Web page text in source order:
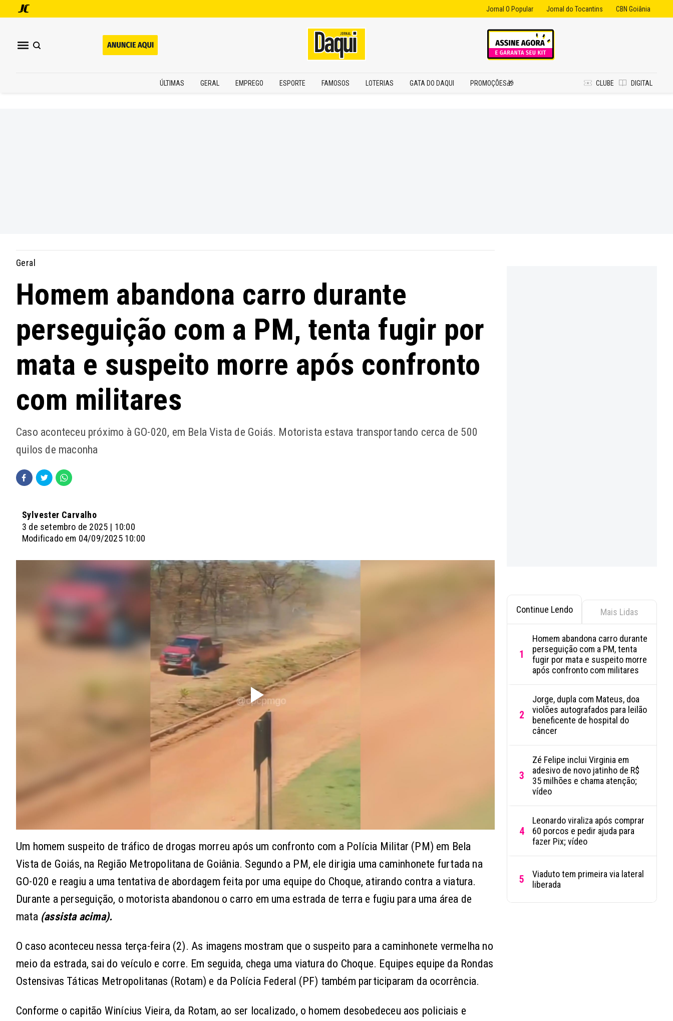
Jornal O Popular Jornal do Tocantins CBN Goiânia
ÚLTIMAS GERAL EMPREGO ESPORTE FAMOSOS LOTERIAS GATA DO DAQUI PROMOÇÕES🎁 CLUBE DIGITAL
Geral
Homem abandona carro durante
perseguição com a PM, tenta fugir por
mata e suspeito morre após confronto
com militares
Caso aconteceu próximo à GO-020, em Bela Vista de Goiás. Motorista estava transportando cerca de 500
quilos de maconha
Sylvester Carvalho
3 de setembro de 2025 | 10:00
Modificado em 04/09/2025 10:00
Um homem suspeito de tráfico de drogas morreu após um confronto com a Polícia Militar (PM) em Bela
Vista de Goiás, na Região Metropolitana de Goiânia. Segundo a PM, ele dirigia uma caminhonete furtada na
GO-020 e reagiu a uma tentativa de abordagem feita por uma equipe do Choque, atirando contra a viatura.
Durante a perseguição, o motorista abandonou o carro em uma estrada de terra e fugiu para uma área de
mata (assista acima).
O caso aconteceu nessa terça-feira (2). As imagens mostram que o suspeito para a caminhonete vermelha no
meio da estrada, sai do veículo e corre. Em seguida, chega uma viatura do Choque. Equipes equipe da Rondas
Ostensivas Táticas Metropolitanas (Rotam) e da Polícia Federal (PF) também participaram da ocorrência.
Conforme o capitão Winícius Vieira, da Rotam, ao ser localizado, o homem desobedeceu aos policiais e
Continue Lendo Mais Lidas
1
Homem abandona carro durante
perseguição com a PM, tenta
fugir por mata e suspeito morre
após confronto com militares
2
Jorge, dupla com Mateus, doa
violões autografados para leilão
beneficente de hospital do
câncer
3
Zé Felipe inclui Virginia em
adesivo de novo jatinho de R$
35 milhões e chama atenção;
vídeo
4
Leonardo viraliza após comprar
60 porcos e pedir ajuda para
fazer Pix; vídeo
5
Viaduto tem primeira via lateral
liberada